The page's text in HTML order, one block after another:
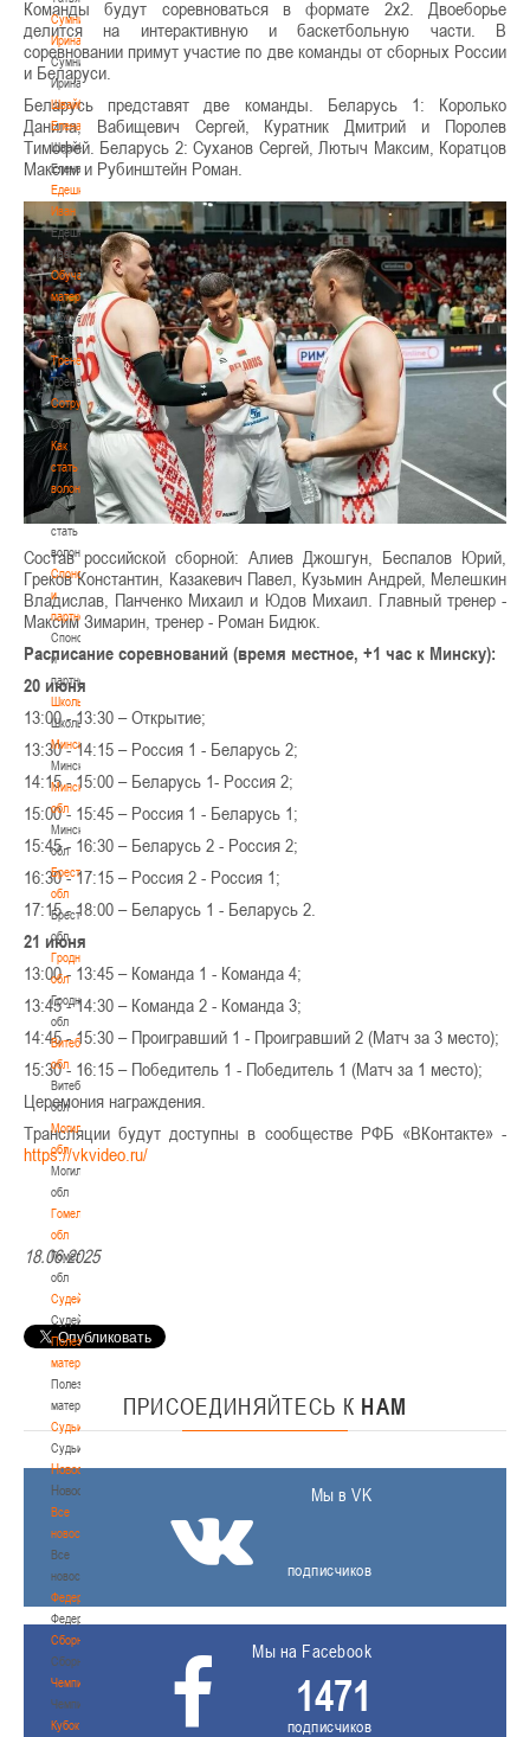
Сумникова
Ирина
Сумникова
Ирина
Швайбович
Елена
Швайбович
Елена
Едешко
Иван
Едешко
Иван
Обучающие
материалы
Обучающие
материалы
Тренерам
Тренерам
Сотрудничество
Сотрудничество
Как
стать
волонтером
Как
стать
волонтером
Спонсоры
и
партнеры
Спонсоры
и
партнеры
Школы
Школы
Минск
Минск
Минская
обл
Минская
обл
Брестская
обл
Брестская
обл
Гродненская
обл
Гродненская
обл
Витебская
обл
Витебская
обл
Могилевская
обл
Могилевская
обл
Гомельская
обл
Гомельская
обл
Судейство
Судейство
Полезные
материалы
Полезные
материалы
Судьи
Судьи
Новости
Новости
Все
новости
Все
новости
Федерация
Федерация
Сборные
Сборные
Чемпионат
Чемпионат
Кубок
Команды будут соревноваться в формате 2х2. Двоеборье
делится на интерактивную и баскетбольную части. В
соревновании примут участие по две команды от сборных России
и Беларуси.
Беларусь представят две команды. Беларусь 1: Королько
Данила, Вабищевич Сергей, Куратник Дмитрий и Поролев
Тимофей. Беларусь 2: Суханов Сергей, Лютыч Максим, Коратцов
Максим и Рубинштейн Роман.
Состав российской сборной: Алиев Джошгун, Беспалов Юрий,
Греков Константин, Казакевич Павел, Кузьмин Андрей, Мелешкин
Владислав, Панченко Михаил и Юдов Михаил. Главный тренер -
Максим Зимарин, тренер - Роман Бидюк.
Расписание соревнований (время местное, +1 час к Минску):
20 июня
13:00 - 13:30 – Открытие;
13:30 - 14:15 – Россия 1 - Беларусь 2;
14:15 - 15:00 – Беларусь 1- Россия 2;
15:00 - 15:45 – Россия 1 - Беларусь 1;
15:45 - 16:30 – Беларусь 2 - Россия 2;
16:30 - 17:15 – Россия 2 - Россия 1;
17:15 - 18:00 – Беларусь 1 - Беларусь 2.
21 июня
13:00 - 13:45 – Команда 1 - Команда 4;
13:45 - 14:30 – Команда 2 - Команда 3;
14:45 - 15:30 – Проигравший 1 - Проигравший 2 (Матч за 3 место);
15:30 - 16:15 – Победитель 1 - Победитель 1 (Матч за 1 место);
Церемония награждения.
Трансляции будут доступны в сообществе РФБ «ВКонтакте» -
https://vkvideo.ru/
18.06.2025
ПРИСОЕДИНЯЙТЕСЬ К НАМ
Мы в VK
подписчиков
Мы на Facebook
1471
подписчиков